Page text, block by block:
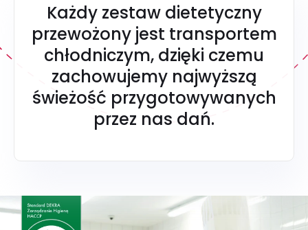
Każdy zestaw dietetyczny
przewożony jest transportem
chłodniczym, dzięki czemu
zachowujemy najwyższą
świeżość przygotowywanych
przez nas dań.